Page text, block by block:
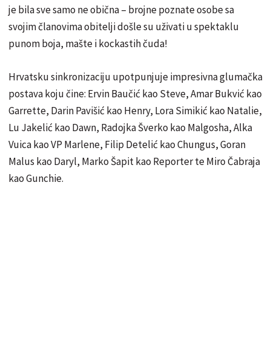
je bila sve samo ne obična – brojne poznate osobe sa
svojim članovima obitelji došle su uživati u spektaklu
punom boja, mašte i kockastih čuda!
Hrvatsku sinkronizaciju upotpunjuje impresivna glumačka
postava koju čine: Ervin Baučić kao Steve, Amar Bukvić kao
Garrette, Darin Pavišić kao Henry, Lora Simikić kao Natalie,
Lu Jakelić kao Dawn, Radojka Šverko kao Malgosha, Alka
Vuica kao VP Marlene, Filip Detelić kao Chungus, Goran
Malus kao Daryl, Marko Šapit kao Reporter te Miro Čabraja
kao Gunchie.